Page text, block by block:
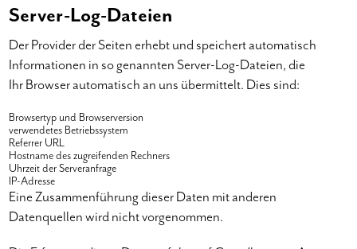
Server-Log-Dateien
Der Provider der Seiten erhebt und speichert automatisch
Informationen in so genannten Server-Log-Dateien, die
Ihr Browser automatisch an uns übermittelt. Dies sind:
Browsertyp und Browserversion
verwendetes Betriebssystem
Referrer URL
Hostname des zugreifenden Rechners
Uhrzeit der Serveranfrage
IP-Adresse
Eine Zusammenführung dieser Daten mit anderen
Datenquellen wird nicht vorgenommen.